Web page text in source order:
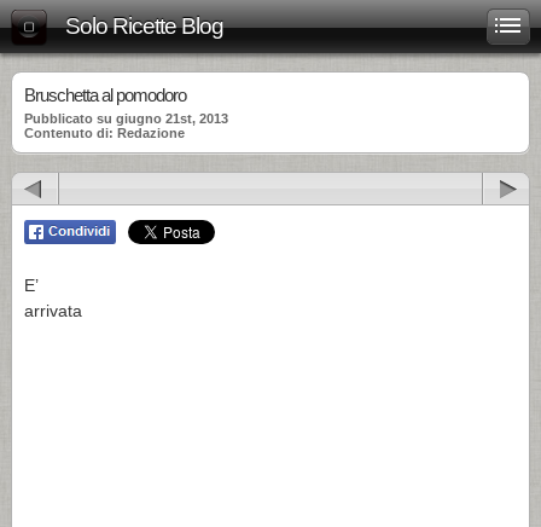
Solo Ricette Blog
Bruschetta al pomodoro
Pubblicato su giugno 21st, 2013
Contenuto di: Redazione
E’
arrivata